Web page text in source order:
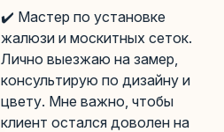
✔️ Мастер по установке
жалюзи и москитных сеток.
Лично выезжаю на замер,
консультирую по дизайну и
цвету. Мне важно, чтобы
клиент остался доволен на